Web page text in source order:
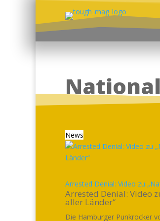
News
Arrested Denial: Video zu
Arrested Denial: Video
aller Länder“
Die Hamburger Punkrocker